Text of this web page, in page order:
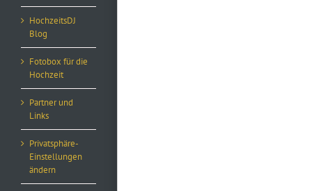
HochzeitsDJ
Blog
Fotobox für die
Hochzeit
Partner und
Links
Privatsphäre-
Einstellungen
ändern